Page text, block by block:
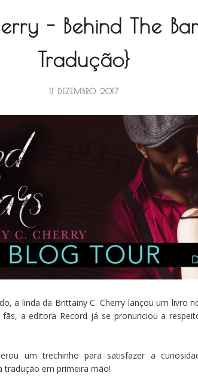
- Behind The
Tradução}
11 DEZEMBRO 2017
a linda da Brittainy C. Cherry lançou um livro
a editora Record já se pronunciou a
um trechinho para satisfazer a
tradução em primeira mão!